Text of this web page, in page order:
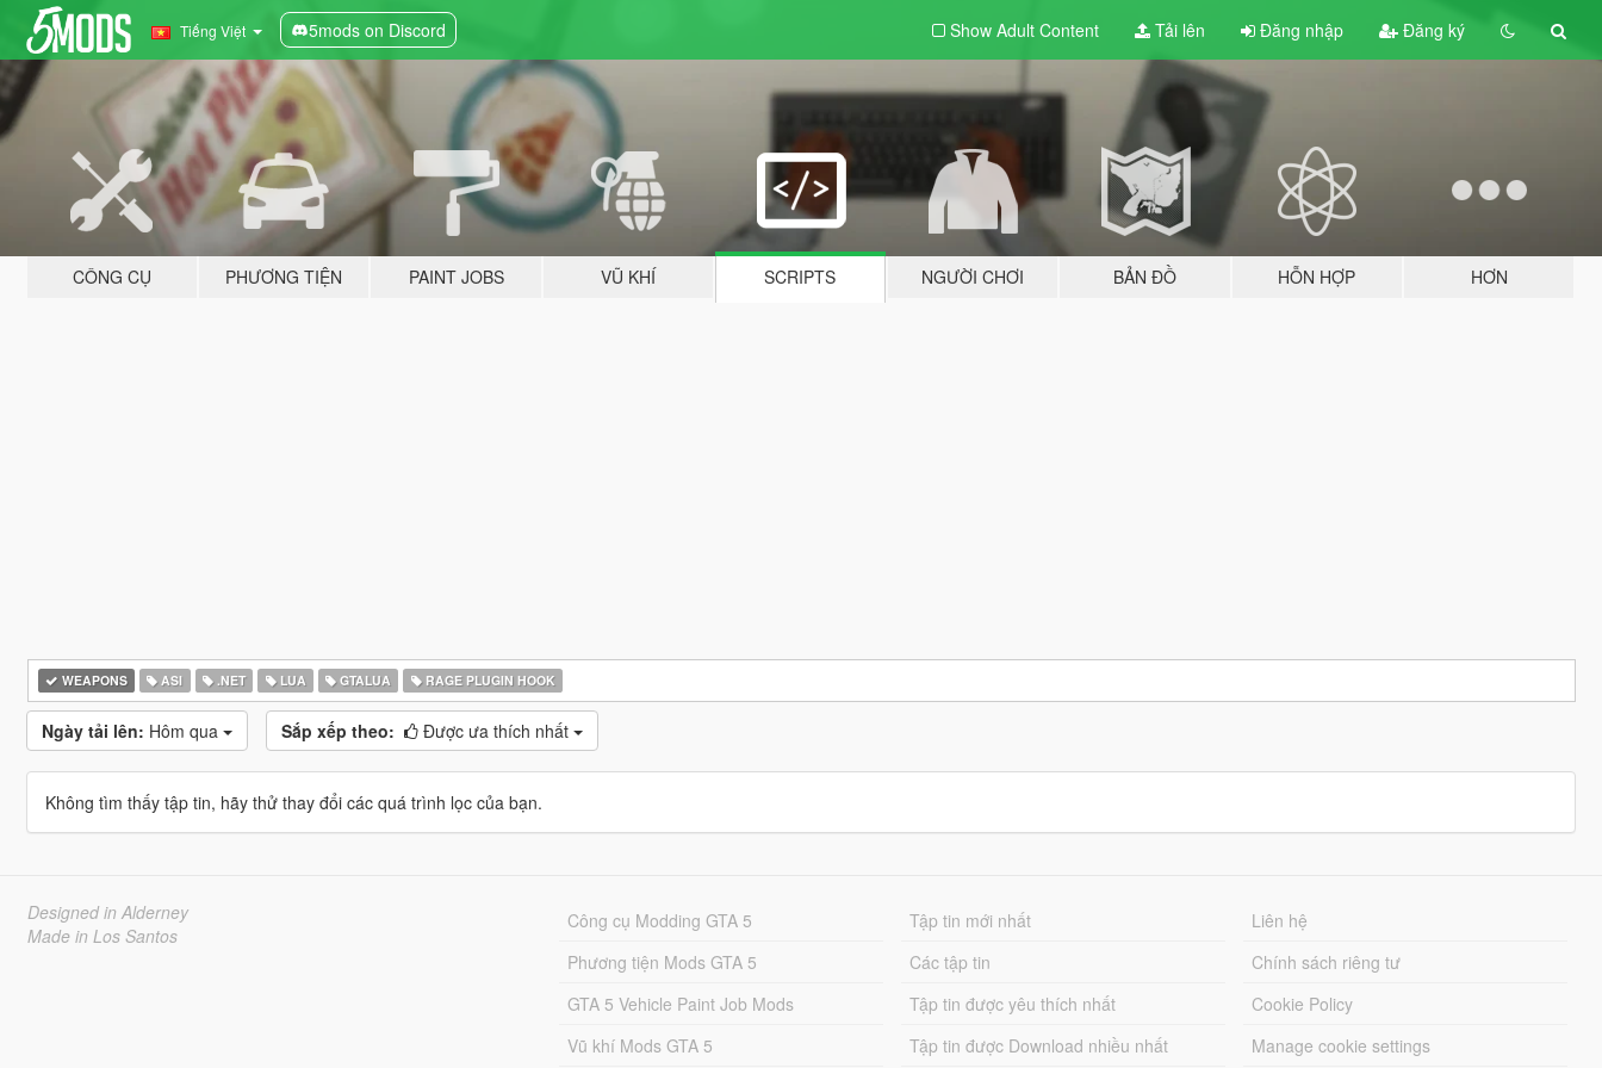
Tiếng Việt 5mods on Discord Show Adult Content Tải lên Đăng nhập Đăng ký
CÔNG CỤ PHƯƠNG TIỆN PAINT JOBS VŨ KHÍ SCRIPTS NGƯỜI CHƠI BẢN ĐỒ HỖN HỢP HƠN
WEAPONS ASI .NET LUA GTALUA RAGE PLUGIN HOOK
Ngày tải lên: Hôm qua Sắp xếp theo: Được ưa thích nhất
Không tìm thấy tập tin, hãy thử thay đổi các quá trình lọc của bạn.
Designed in Alderney
Made in Los Santos
Công cụ Modding GTA 5
Phương tiện Mods GTA 5
GTA 5 Vehicle Paint Job Mods
Vũ khí Mods GTA 5
Tập tin mới nhất
Các tập tin
Tập tin được yêu thích nhất
Tập tin được Download nhiều nhất
Liên hệ
Chính sách riêng tư
Cookie Policy
Manage cookie settings